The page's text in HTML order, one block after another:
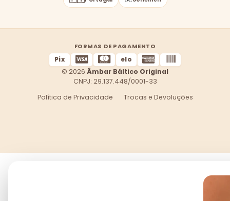
FORMAS DE PAGAMENTO
Pix
elo
© 2026 Âmbar Báltico Original
CNPJ: 29.137.448/0001-33
Política de Privacidade
Trocas e Devoluções